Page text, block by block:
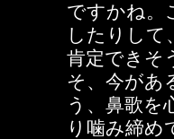
ですかね。
したりして
肯定できそ
そ、今があ
う、鼻歌を
り噛み締め